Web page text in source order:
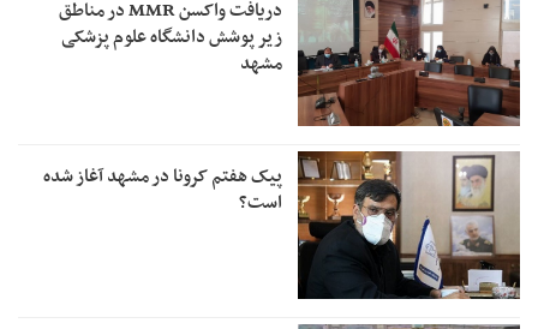
دریافت واکسن MMR در مناطق
زیر پوشش دانشگاه علوم پزشکی
مشهد
پیک هفتم کرونا در مشهد آغاز شده
است؟